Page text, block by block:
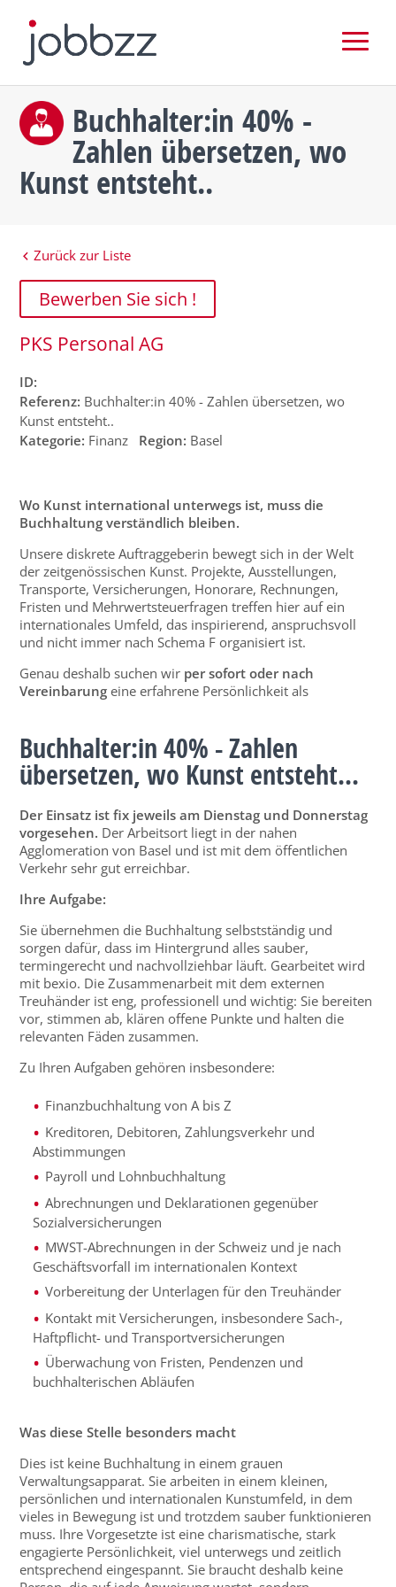
Buchhalter:in 40% -
Zahlen übersetzen, wo
Kunst entsteht..
Zurück zur Liste
Bewerben Sie sich !
PKS Personal AG
ID:
Referenz: Buchhalter:in 40% - Zahlen übersetzen, wo
Kunst entsteht..
Kategorie: Finanz Region: Basel
Wo Kunst international unterwegs ist, muss die
Buchhaltung verständlich bleiben.
Unsere diskrete Auftraggeberin bewegt sich in der Welt
der zeitgenössischen Kunst. Projekte, Ausstellungen,
Transporte, Versicherungen, Honorare, Rechnungen,
Fristen und Mehrwertsteuerfragen treffen hier auf ein
internationales Umfeld, das inspirierend, anspruchsvoll
und nicht immer nach Schema F organisiert ist.
Genau deshalb suchen wir per sofort oder nach
Vereinbarung eine erfahrene Persönlichkeit als
Buchhalter:in 40% - Zahlen
übersetzen, wo Kunst entsteht...
Der Einsatz ist fix jeweils am Dienstag und Donnerstag
vorgesehen. Der Arbeitsort liegt in der nahen
Agglomeration von Basel und ist mit dem öffentlichen
Verkehr sehr gut erreichbar.
Ihre Aufgabe:
Sie übernehmen die Buchhaltung selbstständig und
sorgen dafür, dass im Hintergrund alles sauber,
termingerecht und nachvollziehbar läuft. Gearbeitet wird
mit bexio. Die Zusammenarbeit mit dem externen
Treuhänder ist eng, professionell und wichtig: Sie bereiten
vor, stimmen ab, klären offene Punkte und halten die
relevanten Fäden zusammen.
Zu Ihren Aufgaben gehören insbesondere:
Finanzbuchhaltung von A bis Z
Kreditoren, Debitoren, Zahlungsverkehr und
Abstimmungen
Payroll und Lohnbuchhaltung
Abrechnungen und Deklarationen gegenüber
Sozialversicherungen
MWST-Abrechnungen in der Schweiz und je nach
Geschäftsvorfall im internationalen Kontext
Vorbereitung der Unterlagen für den Treuhänder
Kontakt mit Versicherungen, insbesondere Sach-,
Haftpflicht- und Transportversicherungen
Überwachung von Fristen, Pendenzen und
buchhalterischen Abläufen
Was diese Stelle besonders macht
Dies ist keine Buchhaltung in einem grauen
Verwaltungsapparat. Sie arbeiten in einem kleinen,
persönlichen und internationalen Kunstumfeld, in dem
vieles in Bewegung ist und trotzdem sauber funktionieren
muss. Ihre Vorgesetzte ist eine charismatische, stark
engagierte Persönlichkeit, viel unterwegs und zeitlich
entsprechend eingespannt. Sie braucht deshalb keine